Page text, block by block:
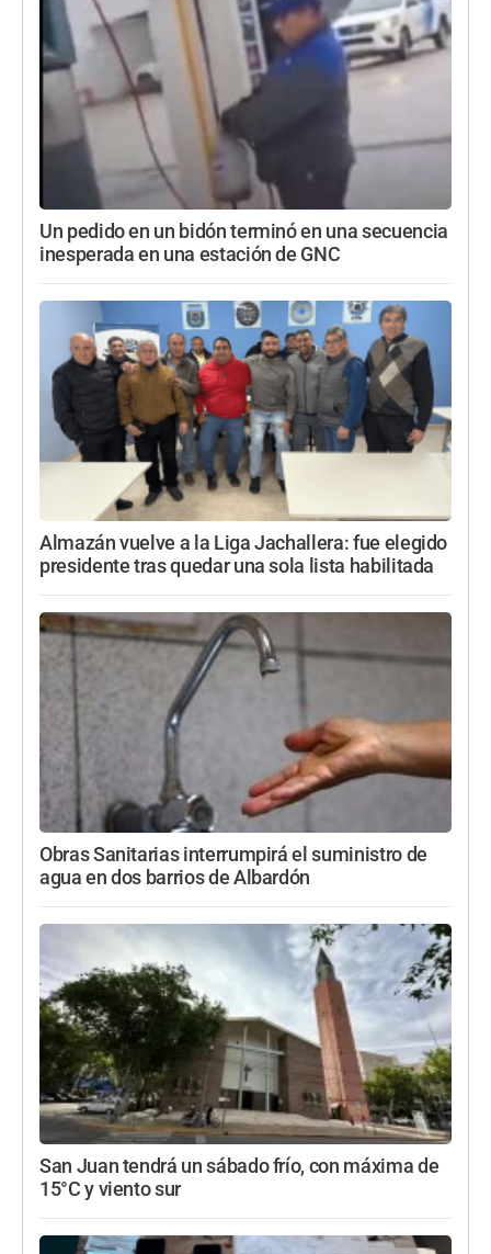
Un pedido en un bidón terminó en una secuencia
inesperada en una estación de GNC
Almazán vuelve a la Liga Jachallera: fue elegido
presidente tras quedar una sola lista habilitada
Obras Sanitarias interrumpirá el suministro de
agua en dos barrios de Albardón
San Juan tendrá un sábado frío, con máxima de
15°C y viento sur